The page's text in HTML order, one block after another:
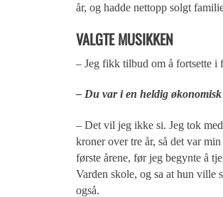
år, og hadde nettopp solgt
VALGTE MUSIKKEN
– Jeg fikk tilbud om å fortsette i
– Du var i en heldig
– Det vil jeg ikke si. Jeg tok
kroner over tre år, så det var
første årene, før jeg begynte å
Varden skole, og sa at hun ville
også.